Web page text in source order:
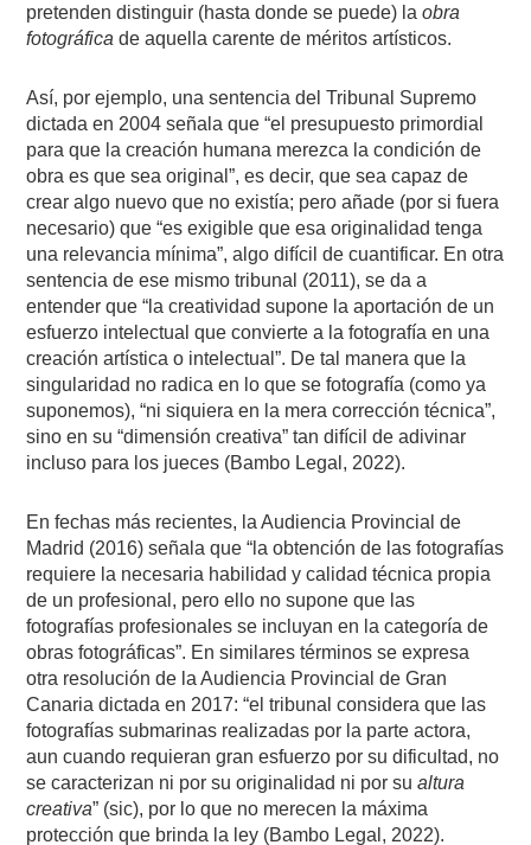
pretenden distinguir (hasta donde se puede) laobra
fotográfica de aquella carente de méritos artísticos.
Así, por ejemplo, una sentencia del Tribunal Supremo
dictada en 2004 señala que “el presupuesto primordial
para que la creación humana merezca la condición de
obra es que sea original”, es decir, que sea capaz de
crear algo nuevo que no existía; pero añade (por si fuera
necesario) que “es exigible que esa originalidad tenga
una relevancia mínima”, algo difícil de cuantificar. En otra
sentencia de ese mismo tribunal (2011), se da a
entender que “la creatividad supone la aportación de un
esfuerzo intelectual que convierte a la fotografía en una
creación artística o intelectual”. De tal manera que la
singularidad no radica en lo que se fotografía (como ya
suponemos), “ni siquiera en la mera corrección técnica”,
sino en su “dimensión creativa” tan difícil de adivinar
incluso para los jueces (Bambo Legal, 2022).
En fechas más recientes, la Audiencia Provincial de
Madrid (2016) señala que “la obtención de las fotografías
requiere la necesaria habilidad y calidad técnica propia
de un profesional, pero ello no supone que las
fotografías profesionales se incluyan en la categoría de
obras fotográficas”. En similares términos se expresa
otra resolución de la Audiencia Provincial de Gran
Canaria dictada en 2017: “el tribunal considera que las
fotografías submarinas realizadas por la parte actora,
aun cuando requieran gran esfuerzo por su dificultad, no
se caracterizan ni por su originalidad ni por sualtura
creativa” (sic), por lo que no merecen la máxima
protección que brinda la ley (Bambo Legal, 2022).